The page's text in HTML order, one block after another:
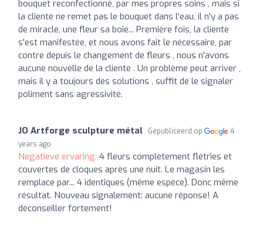
bouquet reconfectionné, par mes propres soins , mais si
la cliente ne remet pas le bouquet dans l'eau, il n'y a pas
de miracle, une fleur sa boie... Première fois, la cliente
s'est manifestée, et nous avons fait le nécessaire, par
contre depuis le changement de fleurs , nous n'avons
aucune nouvelle de la cliente . Un problème peut arriver ,
mais il y a toujours des solutions , suffit de le signaler
poliment sans agressivité.
JO Artforge sculpture métal Gepubliceerd op
4
years ago
Negatieve ervaring: 4 fleurs complètement flétries et
couvertes de cloques après une nuit. Le magasin les
remplace par... 4 identiques (même espèce). Donc même
résultat. Nouveau signalement: aucune réponse! A
déconseiller fortement!